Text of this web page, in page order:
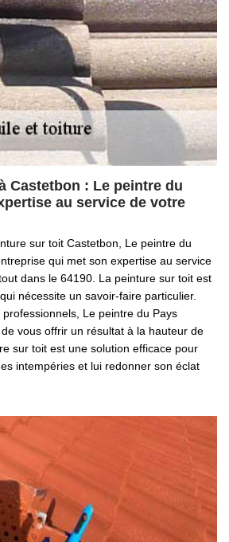
Castetbon : Le peintre du
au service de votre
sur toit Castetbon, Le peintre du
qui met son expertise au service
dans le 64190. La peinture sur toit est
nécessite un savoir-faire particulier.
Le peintre du Pays
vous offrir un résultat à la hauteur de
sur toit est une solution efficace pour
intempéries et lui redonner son éclat